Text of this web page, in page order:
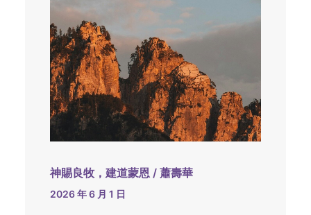
神賜良牧，建道蒙恩 / 蕭壽華
2026 年 6 月 1 日